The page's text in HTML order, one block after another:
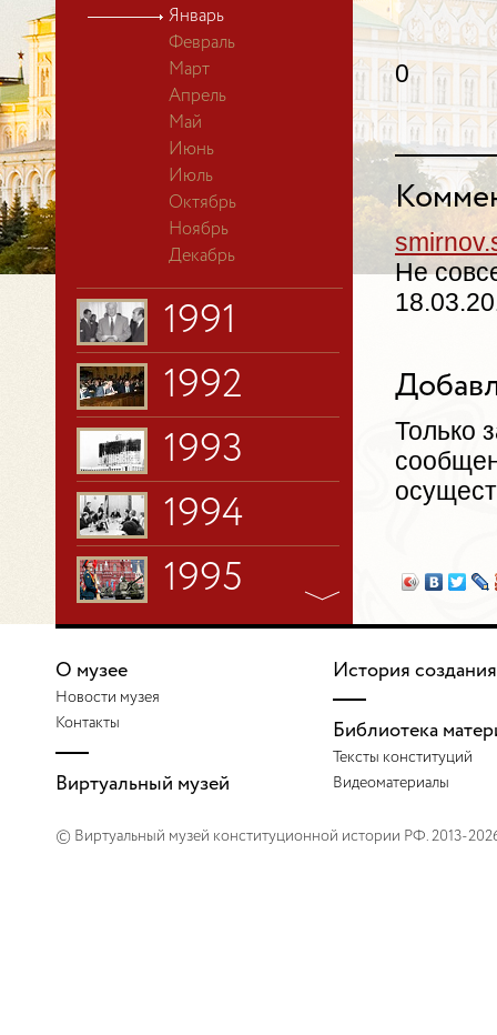
Январь
Февраль
Март
Апрель
Май
Июнь
Июль
Октябрь
Ноябрь
Декабрь
1991
1992
1993
1994
1995
1998
1999
0
Не
Только
О музее
Новости музея
Контакты
Виртуальный музей
История создания
Библиотека
Тексты конституций
Видеоматериалы
© Виртуальный музей конституционной истории РФ. 2013-